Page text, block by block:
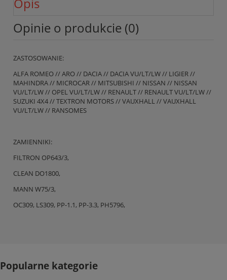
Opis
Opinie o produkcie (0)
ZASTOSOWANIE:
ALFA ROMEO // ARO // DACIA // DACIA VU/LT/LW // LIGIER //
MAHINDRA // MICROCAR // MITSUBISHI // NISSAN // NISSAN
VU/LT/LW // OPEL VU/LT/LW // RENAULT // RENAULT VU/LT/LW //
SUZUKI 4X4 // TEXTRON MOTORS // VAUXHALL // VAUXHALL
VU/LT/LW // RANSOMES
ZAMIENNIKI:
FILTRON OP643/3,
CLEAN DO1800,
MANN W75/3,
OC309, LS309, PP-1.1, PP-3.3, PH5796,
Popularne kategorie